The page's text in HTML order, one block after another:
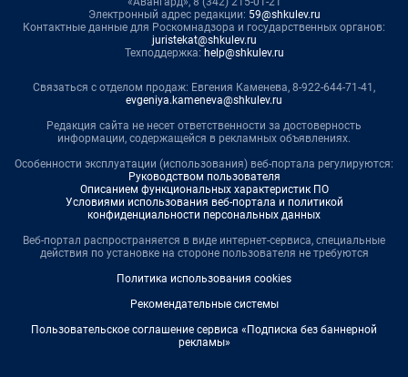
Электронный адрес редакции: 59@shkulev.ru
Контактные данные для Роскомнадзора и государственных органов:
juristekat@shkulev.ru
Техподдержка: help@shkulev.ru
Связаться с отделом продаж: Евгения Каменева, 8-922-644-71-41,
evgeniya.kameneva@shkulev.ru
Редакция сайта не несет ответственности за достоверность
информации, содержащейся в рекламных объявлениях.
Особенности эксплуатации (использования) веб-портала регулируются:
Руководством пользователя
Описанием функциональных характеристик ПО
Условиями использования веб-портала и политикой
конфиденциальности персональных данных
Веб-портал распространяется в виде интернет-сервиса, специальные
действия по установке на стороне пользователя не требуются
Политика использования cookies
Рекомендательные системы
Пользовательское соглашение сервиса «Подписка без баннерной
рекламы»